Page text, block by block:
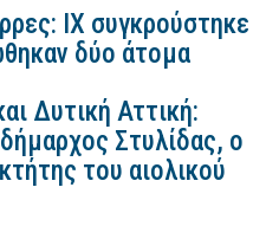
ΙΧ συγκρούστηκε
δύο άτομα
Δυτική Αττική:
Στυλίδας, ο
του αιολικού